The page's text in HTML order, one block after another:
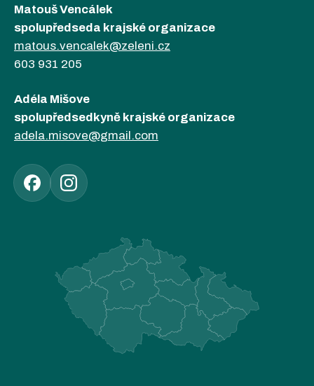
Matouš Vencálek
spolupředseda krajské organizace
matous.vencalek@zeleni.cz
603 931 205
Adéla Mišove
spolupředsedkyně krajské organizace
adela.misove@gmail.com